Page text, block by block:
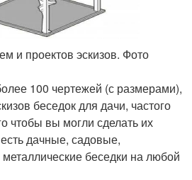
и проектов эскизов. Фото
100 чертежей (с размерами),
беседок для дачи, частого
чтобы вы могли сделать их
дачные, садовые,
беседки на любой